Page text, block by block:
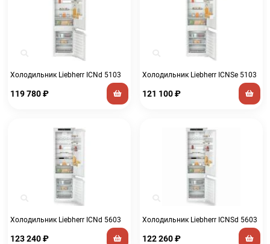
Холодильник Liebherr ICNd 5103
119 780₽
Холодильник Liebherr ICNSe 5103
121 100₽
Холодильник Liebherr ICNd 5603
123 240₽
Холодильник Liebherr ICNSd 5603
122 260₽